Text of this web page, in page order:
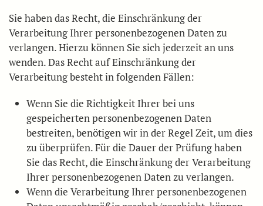
Sie haben das Recht, die Einschränkung der
Verarbeitung Ihrer personenbezogenen Daten zu
verlangen. Hierzu können Sie sich jederzeit an uns
wenden. Das Recht auf Einschränkung der
Verarbeitung besteht in folgenden Fällen:
Wenn Sie die Richtigkeit Ihrer bei uns
gespeicherten personenbezogenen Daten
bestreiten, benötigen wir in der Regel Zeit, um dies
zu überprüfen. Für die Dauer der Prüfung haben
Sie das Recht, die Einschränkung der Verarbeitung
Ihrer personenbezogenen Daten zu verlangen.
Wenn die Verarbeitung Ihrer personenbezogenen